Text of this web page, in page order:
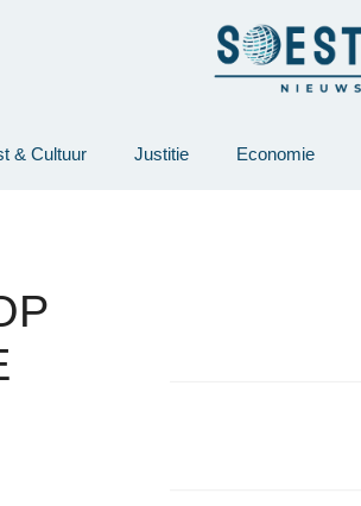
& Cultuur Justitie Economie